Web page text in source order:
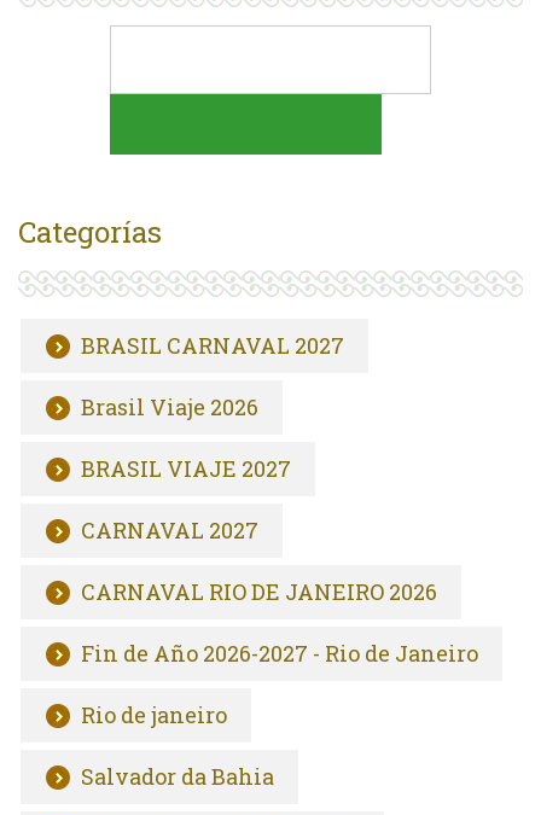
Categorías
BRASIL CARNAVAL 2027
Brasil Viaje 2026
BRASIL VIAJE 2027
CARNAVAL 2027
CARNAVAL RIO DE JANEIRO 2026
Fin de Año 2026-2027 - Rio de Janeiro
Rio de janeiro
Salvador da Bahia